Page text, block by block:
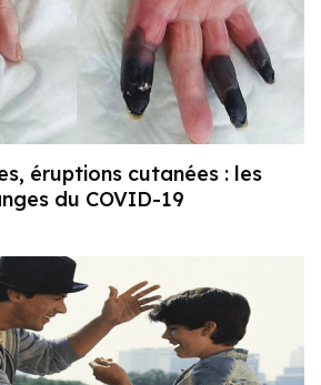
éruptions cutanées : les
du COVID-19